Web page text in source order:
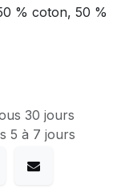
% coton, 50 %
30 jours
5 à 7 jours